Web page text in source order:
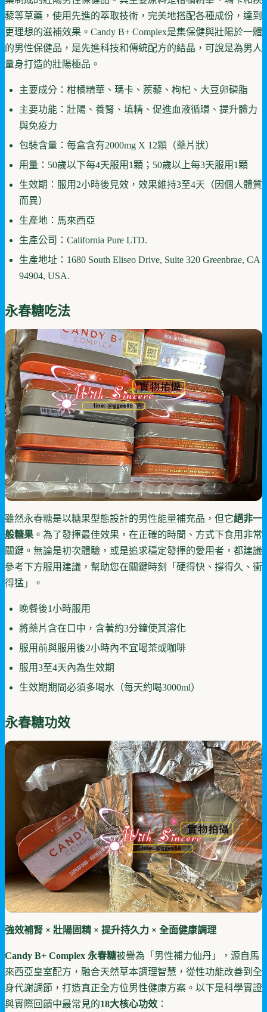
藜等草藥，使用先進的萃取技術，完美地搭配各種成份，達到
更理想的滋補效果。Candy B+ Complex是集保健與壯陽於一體
的男性保健品，是先進科技和傳統配方的結晶，可說是為男人
量身打造的壯陽極品。
主要成分：柑橘精華、瑪卡、蒺藜、枸杞、大豆卵磷脂
主要功能：壯陽、養腎、填精、促進血液循環、提升體力
與免疫力
包裝含量：每盒含有2000mg X 12顆（藥片狀）
用量：50歲以下每4天服用1顆；50歲以上每3天服用1顆
生效期：服用2小時後見效，效果維持3至4天（因個人體質
而異）
生產地：馬來西亞
生產公司：California Pure LTD.
生產地址：1680 South Eliseo Drive, Suite 320 Greenbrae, CA
94904, USA.
永春糖吃法
雖然永春糖是以糖果型態設計的男性能量補充品，但它絕非一
般糖果 。為了發揮最佳效果，在正確的時間、方式下食用非常
關鍵。無論是初次體驗，或是追求穩定發揮的愛用者，都建議
參考下方服用建議，幫助您在關鍵時刻「硬得快、撐得久、衝
得猛」。
晚餐後1小時服用
將藥片含在口中，含著約3分鐘使其溶化
服用前與服用後2小時內不宜喝茶或咖啡
服用3至4天內為生效期
生效期期間必須多喝水（每天約喝3000ml）
永春糖功效
強效補腎 × 壯陽固精 × 提升持久力 × 全面健康調理
Candy B+ Complex 永春糖被譽為「男性補力仙丹」，源自馬
來西亞皇室配方，融合天然草本調理智慧，從性功能改善到全
身代謝調節，打造真正全方位男性健康方案。以下是科學實證
與實際回饋中最常見的18大核心功效 ：